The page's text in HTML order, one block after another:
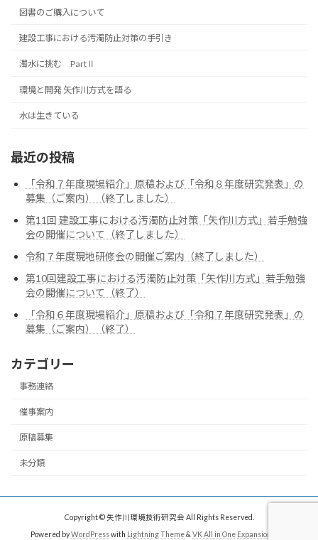
図書のご購入について
建設工事における汚濁防止対策の手引き
濁水に挑む PartⅡ
環境と開発 矢作川方式を語る
水は生きている
最近の投稿
「令和７年度現場紹介」原稿および「令和８年度研究発表」の
募集（ご案内）（終了しました）
第11回 建設工事における汚濁防止対策「矢作川方式」若手勉強
会の開催について（終了しました）
令和７年度現地研修会の開催ご案内（終了しました）
第10回建設工事における汚濁防止対策「矢作川方式」若手勉強
会の開催について（終了）
「令和６年度現場紹介」原稿および「令和７年度研究発表」の
募集（ご案内）（終了）
カテゴリー
事務連絡
催事案内
原稿募集
未分類
Copyright © 矢作川環境技術研究会 All Rights Reserved.
Powered byWordPresswith Lightning Theme& VK All in One Expansion Unit